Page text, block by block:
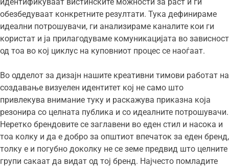
идентификуваат вистинските можности за раст и ги
обезбедуваат конкретните резултати. Тука дефинираме
идеални потрошувачи, ги анализираме каналите кои ги
користат и ја прилагодуваме комуникацијата во зависност
од тоа во кој циклус на куповниот процес се наоѓаат.
Во одделот за дизајн нашите креативни тимови работат на
создавање визуелен идентитет кој не само што
привлекува внимание туку и раскажува приказна која
резонира со целната публика и со идеалните потрошувачи.
Неретко брендовите се заглавени во еден стил и насока и
тоа колку и да е добро за општиот впечаток за еден бренд,
толку е и погубно доколку не се земе предвид што целните
групи сакаат да видат од тој бренд. Најчесто помладите